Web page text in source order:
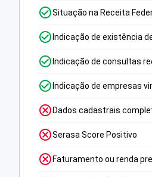
Situação na Receita
Indicação de existência
Indicação de consultas
Indicação de empresas
Dados cadastrais
Serasa Score Positivo
Faturamento ou renda